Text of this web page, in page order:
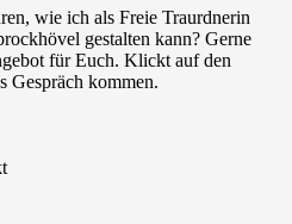
wie ich als Freie Traurdnerin
gestalten kann? Gerne
für Euch. Klickt auf den
Gespräch kommen.